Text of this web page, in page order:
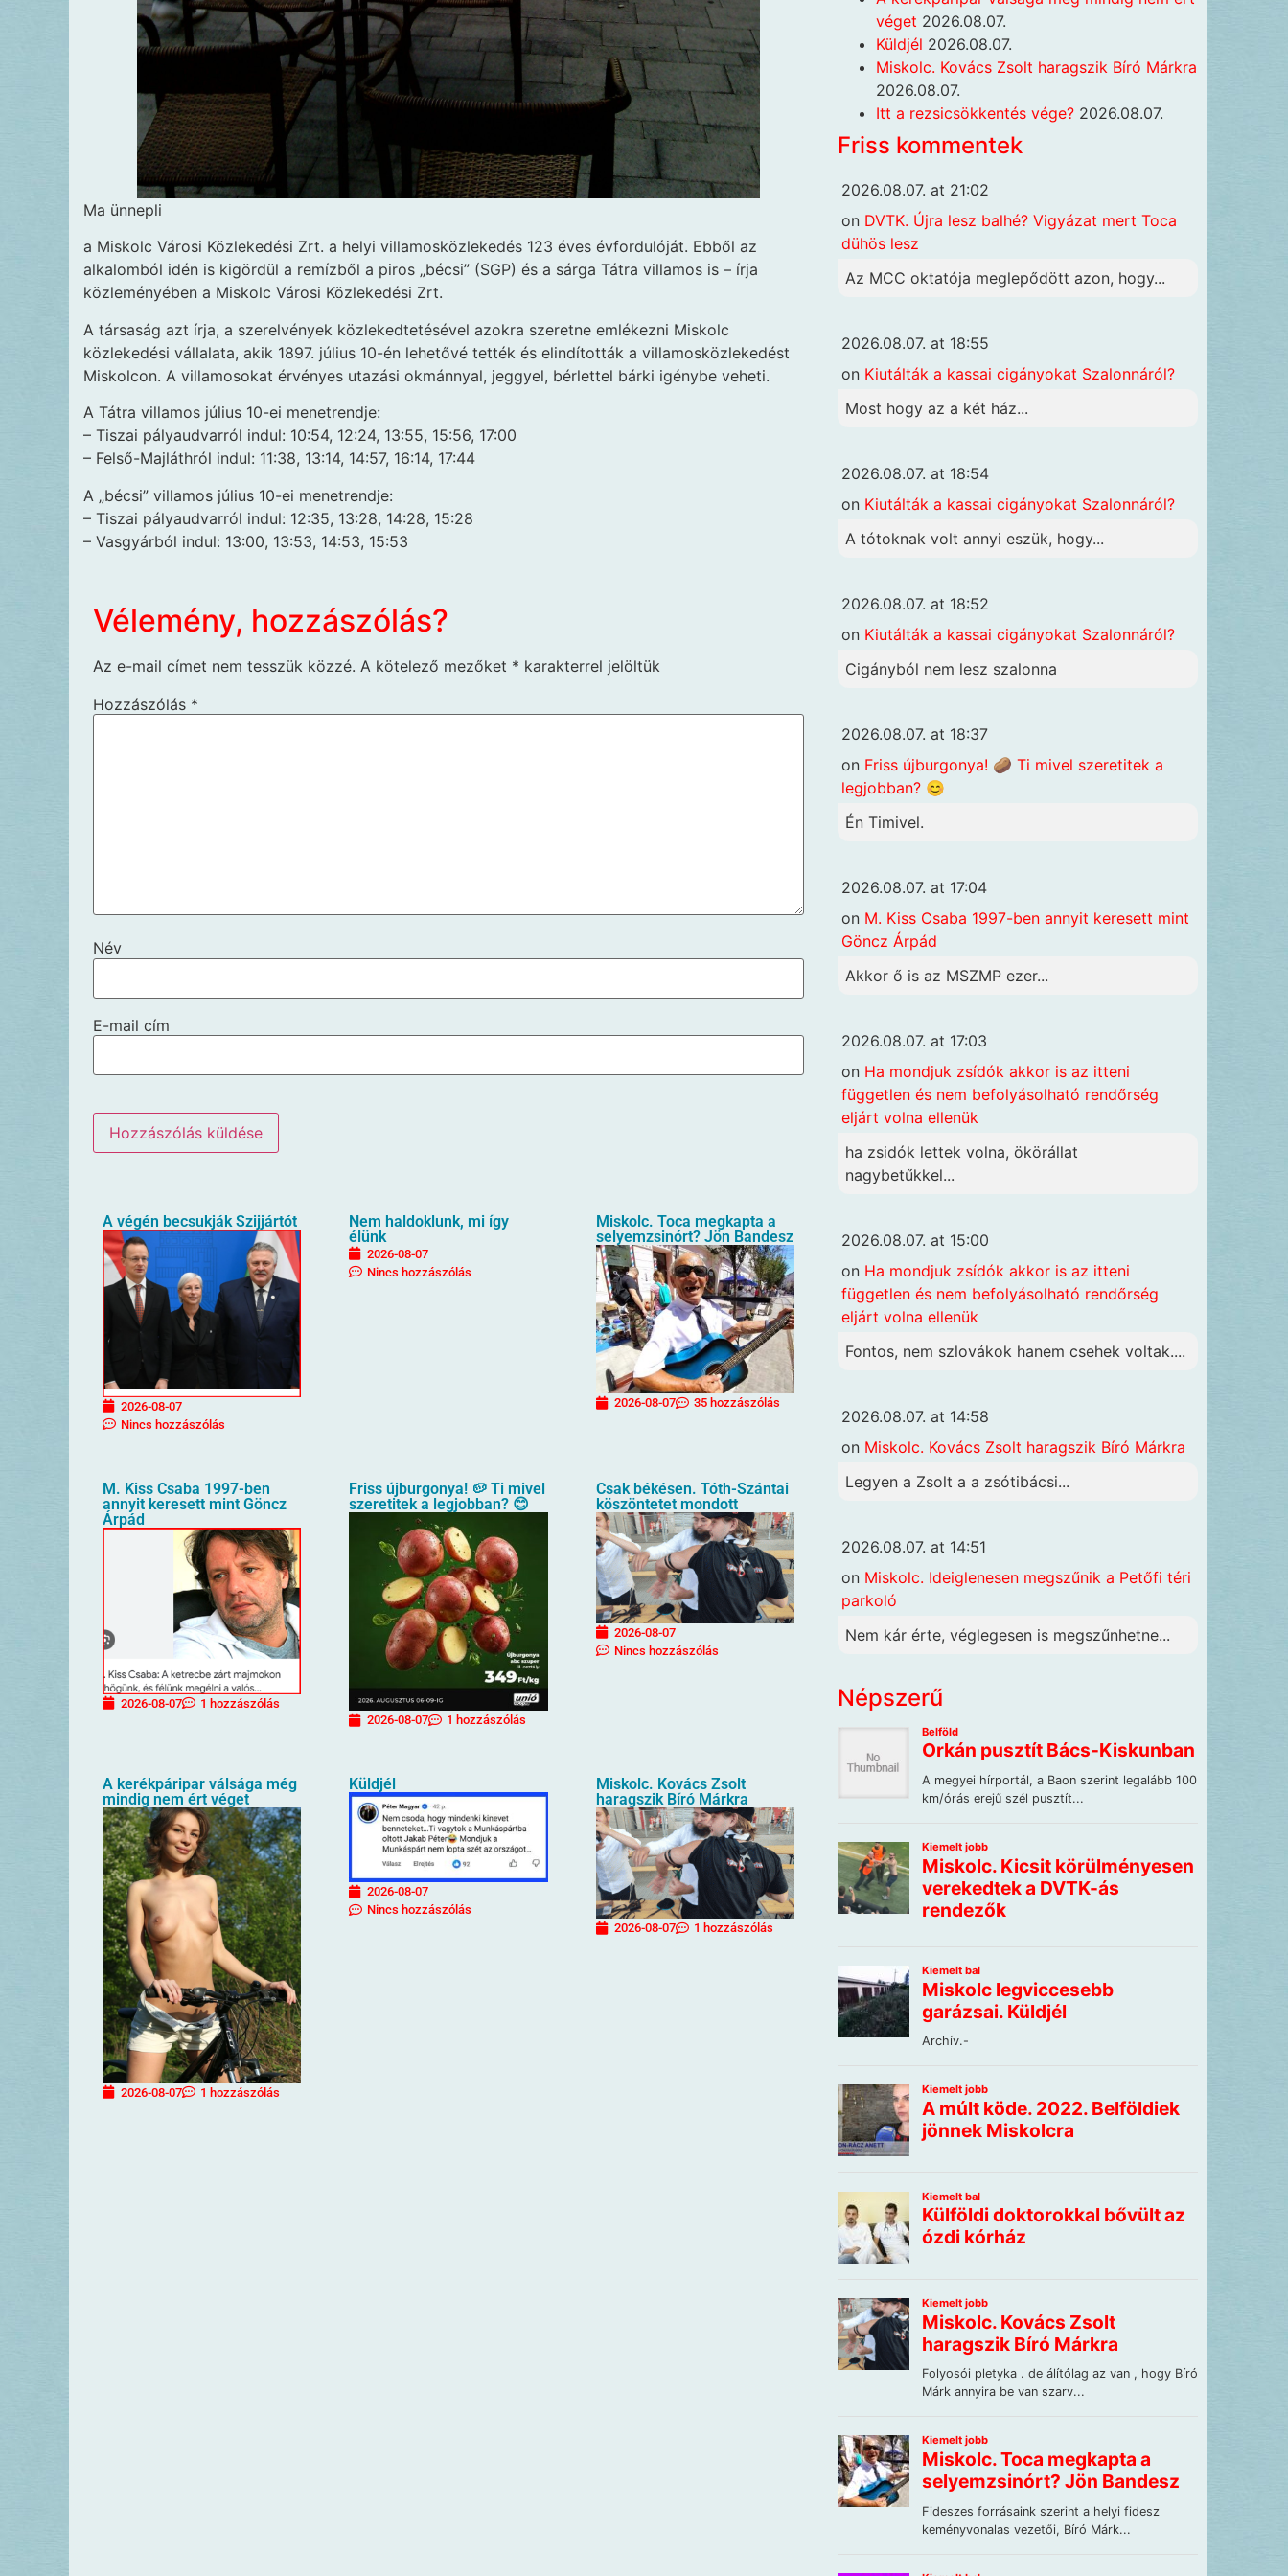
Ma ünnepli
a Miskolc Városi Közlekedési Zrt. a helyi villamosközlekedés 123 éves évfordulóját. Ebből az
alkalomból idén is kigördül a remízből a piros „bécsi” (SGP) és a sárga Tátra villamos is – írja
közleményében a Miskolc Városi Közlekedési Zrt.
A társaság azt írja, a szerelvények közlekedtetésével azokra szeretne emlékezni Miskolc
közlekedési vállalata, akik 1897. július 10-én lehetővé tették és elindították a villamosközlekedést
Miskolcon. A villamosokat érvényes utazási okmánnyal, jeggyel, bérlettel bárki igénybe veheti.
A Tátra villamos július 10-ei menetrendje:
– Tiszai pályaudvarról indul: 10:54, 12:24, 13:55, 15:56, 17:00
– Felső-Majláthról indul: 11:38, 13:14, 14:57, 16:14, 17:44
A „bécsi” villamos július 10-ei menetrendje:
– Tiszai pályaudvarról indul: 12:35, 13:28, 14:28, 15:28
– Vasgyárból indul: 13:00, 13:53, 14:53, 15:53
Vélemény, hozzászólás?
Az e-mail címet nem tesszük közzé. A kötelező mezőket * karakterrel jelöltük
Hozzászólás *
Név
E-mail cím
A végén becsukják Szijjártót
2026-08-07
Nincs hozzászólás
Nem haldoklunk, mi így
élünk
2026-08-07
Nincs hozzászólás
Miskolc. Toca megkapta a
selyemzsinórt? Jön Bandesz
2026-08-07 35 hozzászólás
M. Kiss Csaba 1997-ben
annyit keresett mint Göncz
Árpád
2026-08-07 1 hozzászólás
Friss újburgonya! 🥔 Ti mivel
szeretitek a legjobban? 😊
2026-08-07 1 hozzászólás
Csak békésen. Tóth-Szántai
köszöntetet mondott
2026-08-07
Nincs hozzászólás
A kerékpáripar válsága még
mindig nem ért véget
2026-08-07 1 hozzászólás
Küldjél
2026-08-07
Nincs hozzászólás
Miskolc. Kovács Zsolt
haragszik Bíró Márkra
2026-08-07 1 hozzászólás
véget 2026.08.07.
Küldjél 2026.08.07.
Miskolc. Kovács Zsolt haragszik Bíró Márkra
2026.08.07.
Itt a rezsicsökkentés vége? 2026.08.07.
Friss kommentek
2026.08.07. at 21:02
on DVTK. Újra lesz balhé? Vigyázat mert Toca
dühös lesz
Az MCC oktatója meglepődött azon, hogy...
2026.08.07. at 18:55
on Kiutálták a kassai cigányokat Szalonnáról?
Most hogy az a két ház...
2026.08.07. at 18:54
on Kiutálták a kassai cigányokat Szalonnáról?
A tótoknak volt annyi eszük, hogy...
2026.08.07. at 18:52
on Kiutálták a kassai cigányokat Szalonnáról?
Cigányból nem lesz szalonna
2026.08.07. at 18:37
on Friss újburgonya! 🥔 Ti mivel szeretitek a
legjobban? 😊
Én Timivel.
2026.08.07. at 17:04
on M. Kiss Csaba 1997-ben annyit keresett mint
Göncz Árpád
Akkor ő is az MSZMP ezer...
2026.08.07. at 17:03
on Ha mondjuk zsídók akkor is az itteni
független és nem befolyásolható rendőrség
eljárt volna ellenük
ha zsidók lettek volna, ökörállat
nagybetűkkel...
2026.08.07. at 15:00
on Ha mondjuk zsídók akkor is az itteni
független és nem befolyásolható rendőrség
eljárt volna ellenük
Fontos, nem szlovákok hanem csehek voltak....
2026.08.07. at 14:58
on Miskolc. Kovács Zsolt haragszik Bíró Márkra
Legyen a Zsolt a a zsótibácsi...
2026.08.07. at 14:51
on Miskolc. Ideiglenesen megszűnik a Petőfi téri
parkoló
Nem kár érte, véglegesen is megszűnhetne...
Népszerű